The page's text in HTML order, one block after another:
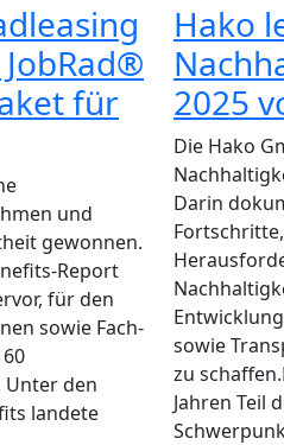
für
und
gewonnen.
Report
für den
sowie Fach-
den
landete
Hako
2025
Die Hako
Darin
sowie
zu
Jahren Teil